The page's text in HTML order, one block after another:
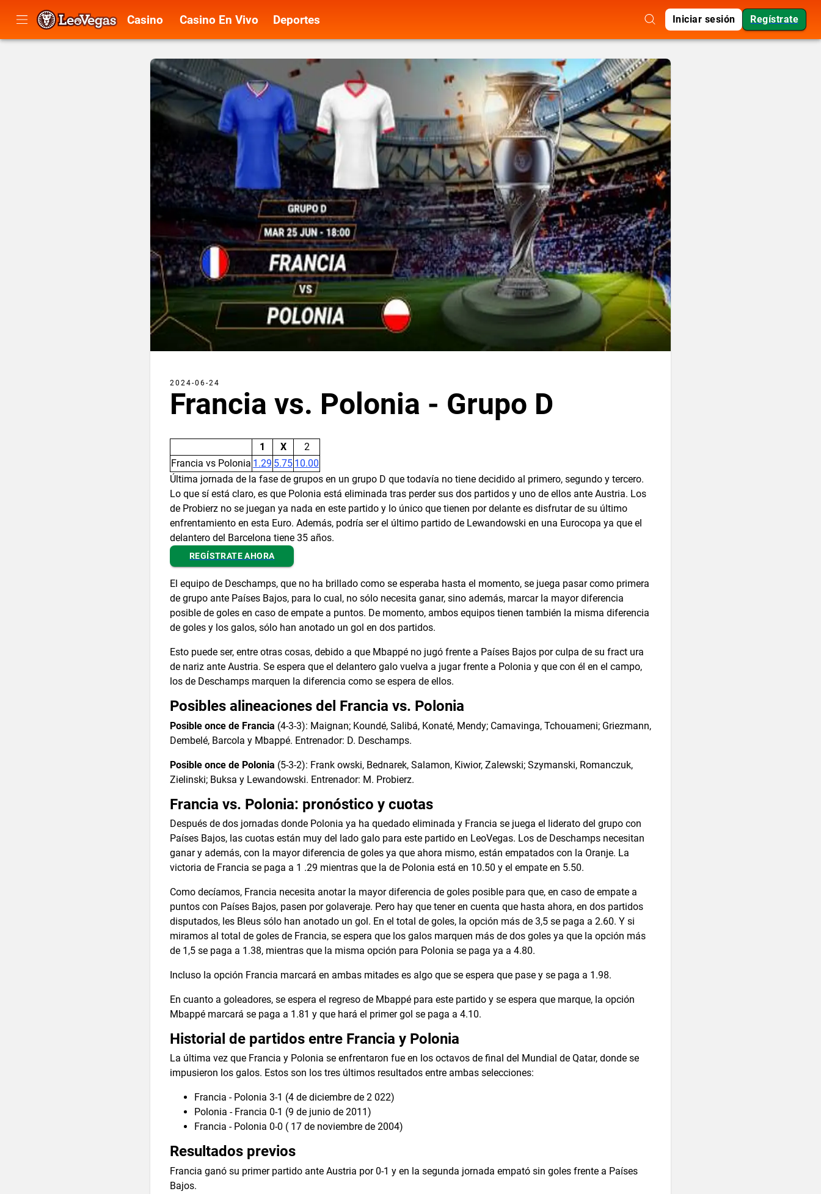
Casino Casino En Vivo Deportes Iniciar sesión Regístrate
2024-06-24
Francia vs. Polonia - Grupo D
1 X
2
Francia vs Polonia 1.29 5.75 10.00
Última jornada de la fase de grupos en un grupo D que todavía no tiene decidido al primero, segundo y tercero.
Lo que sí está claro, es que Polonia está eliminada tras perder sus dos partidos y uno de ellos ante Austria. Los
de Probierz no se juegan ya nada en este partido y lo único que tienen por delante es disfrutar de su último
enfrentamiento en esta Euro. Además, podría ser el último partido de Lewandowski en una Eurocopa ya que el
delantero del Barcelona tiene 35 años.
REGÍSTRATE AHORA
El equipo de Deschamps, que no ha brillado como se esperaba hasta el momento, se juega pasar como primera
de grupo ante Países Bajos, para lo cual, no sólo necesita ganar, sino además, marcar la mayor diferencia
posible de goles en caso de empate a puntos. De momento, ambos equipos tienen también la misma diferencia
de goles y los galos, sólo han anotado un gol en dos partidos.
Esto puede ser, entre otras cosas, debido a que Mbappé no jugó frente a Países Bajos por culpa de su fract ura
de nariz ante Austria. Se espera que el delantero galo vuelva a jugar frente a Polonia y que con él en el campo,
los de Deschamps marquen la diferencia como se espera de ellos.
Posibles alineaciones del Francia vs. Polonia
Posible once de Francia (4-3-3): Maignan; Koundé, Salibá, Konaté, Mendy; Camavinga, Tchouameni; Griezmann,
Dembelé, Barcola y Mbappé. Entrenador: D. Deschamps.
Posible once de Polonia (5-3-2): Frank owski, Bednarek, Salamon, Kiwior, Zalewski; Szymanski, Romanczuk,
Zielinski; Buksa y Lewandowski. Entrenador: M. Probierz.
Francia vs. Polonia: pronóstico y cuotas
Después de dos jornadas donde Polonia ya ha quedado eliminada y Francia se juega el liderato del grupo con
Países Bajos, las cuotas están muy del lado galo para este partido en LeoVegas. Los de Deschamps necesitan
ganar y además, con la mayor diferencia de goles ya que ahora mismo, están empatados con la Oranje. La
victoria de Francia se paga a 1 .29 mientras que la de Polonia está en 10.50 y el empate en 5.50.
Como decíamos, Francia necesita anotar la mayor diferencia de goles posible para que, en caso de empate a
puntos con Países Bajos, pasen por golaveraje. Pero hay que tener en cuenta que hasta ahora, en dos partidos
disputados, les Bleus sólo han anotado un gol. En el total de goles, la opción más de 3,5 se paga a 2.60. Y si
miramos al total de goles de Francia, se espera que los galos marquen más de dos goles ya que la opción más
de 1,5 se paga a 1.38, mientras que la misma opción para Polonia se paga ya a 4.80.
Incluso la opción Francia marcará en ambas mitades es algo que se espera que pase y se paga a 1.98.
En cuanto a goleadores, se espera el regreso de Mbappé para este partido y se espera que marque, la opción
Mbappé marcará se paga a 1.81 y que hará el primer gol se paga a 4.10.
Historial de partidos entre Francia y Polonia
La última vez que Francia y Polonia se enfrentaron fue en los octavos de final del Mundial de Qatar, donde se
impusieron los galos. Estos son los tres últimos resultados entre ambas selecciones:
Francia - Polonia 3-1 (4 de diciembre de 2 022)
Polonia - Francia 0-1 (9 de junio de 2011)
Francia - Polonia 0-0 ( 17 de noviembre de 2004)
Resultados previos
Francia ganó su primer partido ante Austria por 0-1 y en la segunda jornada empató sin goles frente a Países
Bajos.